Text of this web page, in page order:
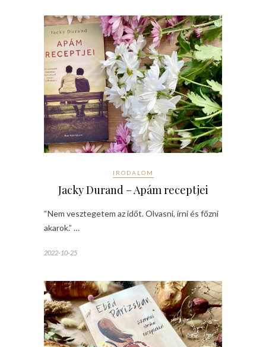
IRODALOM
Jacky Durand – Apám receptjei
“Nem vesztegetem az időt. Olvasni, írni és főzni
akarok.” …
2022-10-25